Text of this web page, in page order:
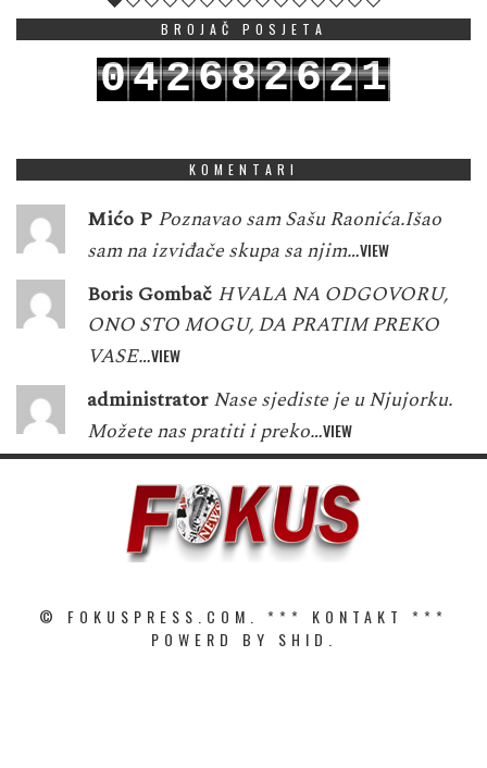
BROJAČ POSJETA
042682621
KOMENTARI
Mićo P Poznavao sam Sašu Raonića.Išao
sam na izviđače skupa sa njim…VIEW
Boris Gombač HVALA NA ODGOVORU,
ONO STO MOGU, DA PRATIM PREKO
VASE…VIEW
administrator Nase sjediste je u Njujorku.
Možete nas pratiti i preko…VIEW
© FOKUSPRESS.COM. *** KONTAKT
***
POWERD BY SHID.